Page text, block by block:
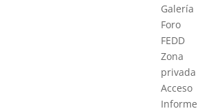
Galería
Foro
FEDD
Zona
privada
Acceso
Informe